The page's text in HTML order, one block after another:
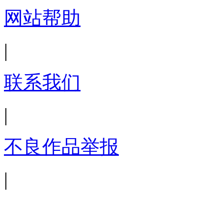
网站帮助
|
联系我们
|
不良作品举报
|